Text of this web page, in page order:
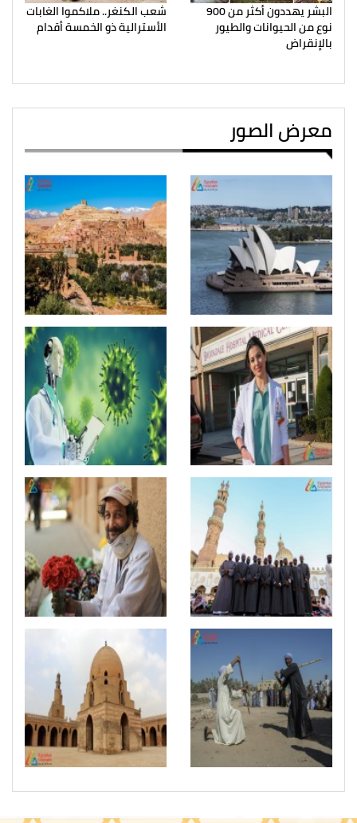
البشر يهددون أكثر من 900
نوع من الحيوانات والطيور
بالإنقراض
شعب الكنغر.. ملاكموا الغابات
الأسترالية ذو الخمسة أقدام
معرض الصور